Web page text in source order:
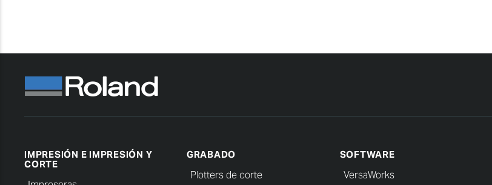
IMPRESIÓN E IMPRESIÓN Y
CORTE
GRABADO
Plotters de corte
SOFTWARE
VersaWorks